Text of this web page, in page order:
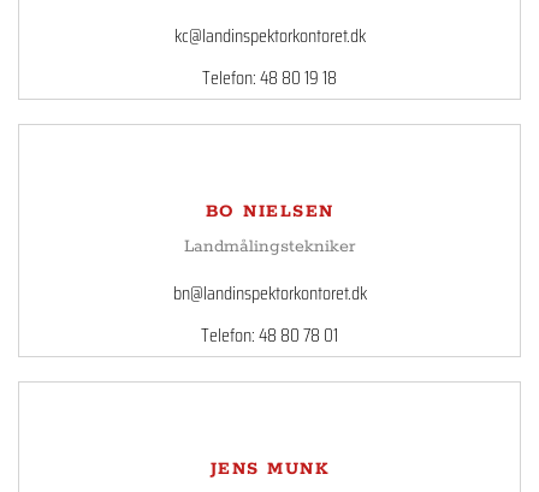
kc@landinspektorkontoret.dk
Telefon: 48 80 19 18
BO NIELSEN
Landmålingstekniker
bn@landinspektorkontoret.dk
Telefon: 48 80 78 01
JENS MUNK